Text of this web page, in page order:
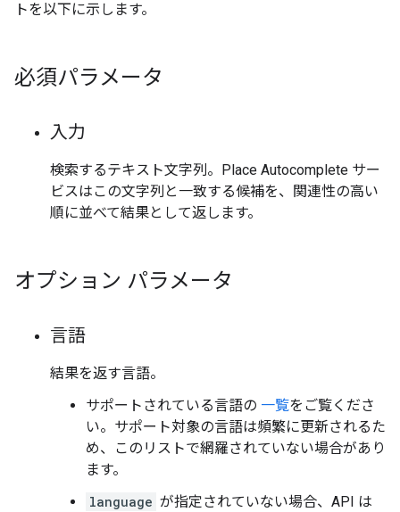
トを以下に示します。
必須パラメータ
入力
検索するテキスト文字列。Place Autocomplete サー
ビスはこの文字列と一致する候補を、関連性の高い
順に並べて結果として返します。
オプション パラメータ
言語
結果を返す言語。
サポートされている言語の 一覧をご覧くださ
い。サポート対象の言語は頻繁に更新されるた
め、このリストで網羅されていない場合があり
ます。
language が指定されていない場合、API は